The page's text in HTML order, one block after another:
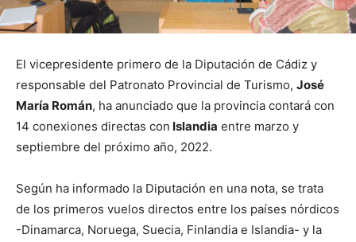
El vicepresidente primero de la Diputación de Cádiz y
responsable del Patronato Provincial de Turismo, José
María Román, ha anunciado que la provincia contará con
14 conexiones directas con Islandia entre marzo y
septiembre del próximo año, 2022.
Según ha informado la Diputación en una nota, se trata
de los primeros vuelos directos entre los países nórdicos
-Dinamarca, Noruega, Suecia, Finlandia e Islandia- y la